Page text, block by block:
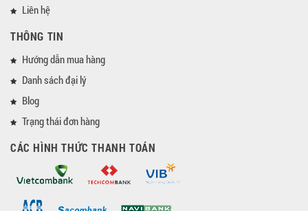
Liên hệ
THÔNG TIN
Hướng dẫn mua hàng
Danh sách đại lý
Blog
Trạng thái đơn hàng
CÁC HÌNH THỨC THANH TOÁN